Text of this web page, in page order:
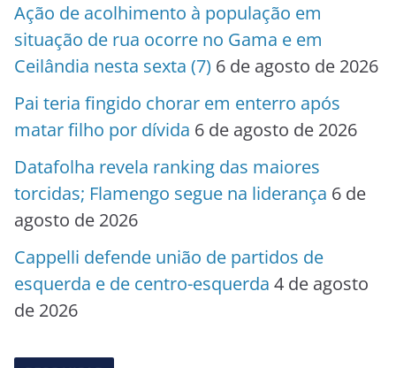
Ação de acolhimento à população em
situação de rua ocorre no Gama e em
Ceilândia nesta sexta (7) 6 de agosto de 2026
Pai teria fingido chorar em enterro após
matar filho por dívida 6 de agosto de 2026
Datafolha revela ranking das maiores
torcidas; Flamengo segue na liderança 6 de
agosto de 2026
Cappelli defende união de partidos de
esquerda e de centro-esquerda 4 de agosto
de 2026